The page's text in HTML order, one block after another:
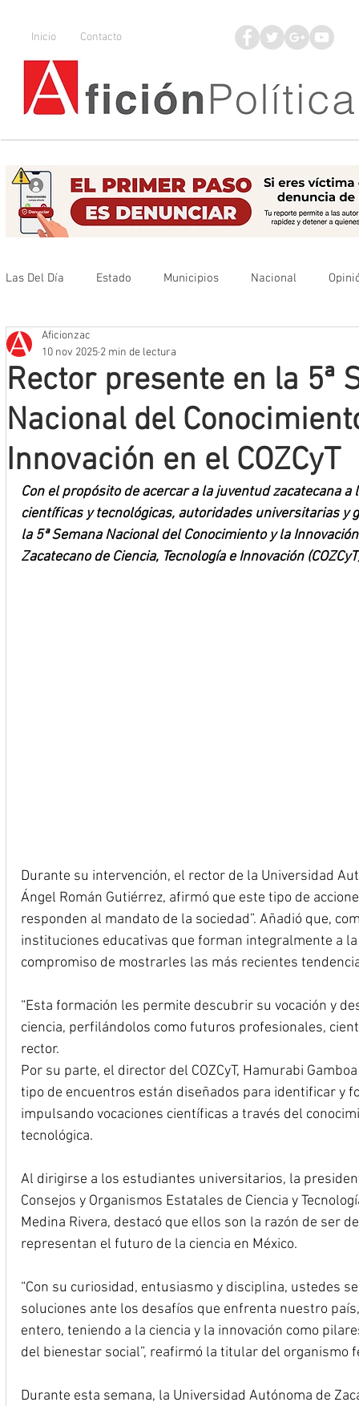
Inicio Contacto
Las Del Día Estado Municipios Nacional
Que no se olvide
Mineros LNBP
Rector presente en la 5ª
Nacional del
Innovación en el COZCyT
Aficionzac
10 nov 2025 2 min de lectura
Con el propósito de acercar a la juventud zacatecana
científicas y tecnológicas, autoridades universitarias
la 5ª Semana Nacional del Conocimiento y la
Zacatecano de Ciencia, Tecnología e Innovación
Durante su intervención, el rector de la Universidad
Ángel Román Gutiérrez, afirmó que este tipo de
responden al mandato de la sociedad”. Añadió que,
instituciones educativas que forman integralmente a
compromiso de mostrarles las más recientes
“Esta formación les permite descubrir su vocación y
ciencia, perfilándolos como futuros profesionales,
rector.
Por su parte, el director del COZCyT, Hamurabi
tipo de encuentros están diseñados para identificar y
impulsando vocaciones científicas a través del
tecnológica.
Al dirigirse a los estudiantes universitarios, la
Consejos y Organismos Estatales de Ciencia y
Medina Rivera, destacó que ellos son la razón de ser
representan el futuro de la ciencia en México.
“Con su curiosidad, entusiasmo y disciplina, ustedes
soluciones ante los desafíos que enfrenta nuestro
entero, teniendo a la ciencia y la innovación como
del bienestar social”, reafirmó la titular del organismo
Durante esta semana, la Universidad Autónoma de